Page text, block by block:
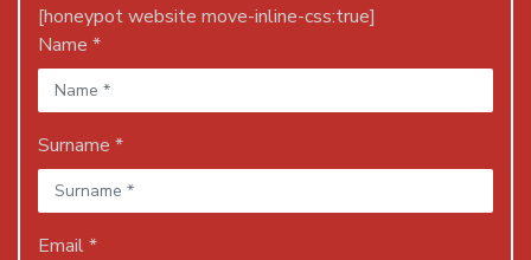
[honeypot website move-inline-css:true]
Name *
Surname *
Email *